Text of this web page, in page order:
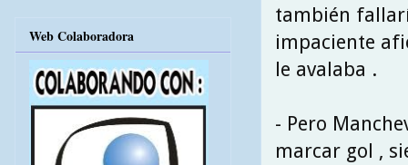
también
impaciente
le avalaba .
- Pero
marcar gol ,
Web Colaboradora